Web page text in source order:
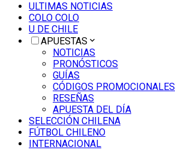
ULTIMAS NOTICIAS
COLO COLO
U DE CHILE
APUESTAS
NOTICIAS
PRONÓSTICOS
GUÍAS
CÓDIGOS PROMOCIONALES
RESEÑAS
APUESTA DEL DÍA
SELECCIÓN CHILENA
FÚTBOL CHILENO
INTERNACIONAL